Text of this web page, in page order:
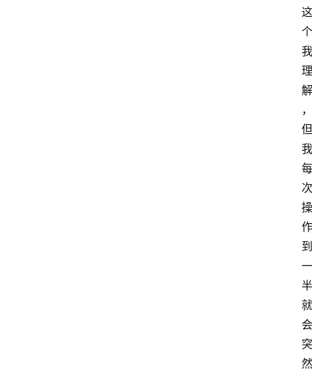
这
个
我
理
解
，
但
我
每
次
操
作
到
一
半
就
会
突
然